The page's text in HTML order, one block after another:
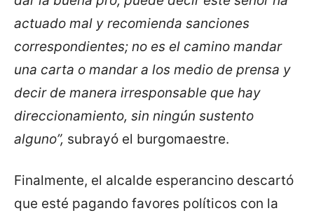
actuado mal y recomienda sanciones
correspondientes; no es el camino mandar
una carta o mandar a los medio de prensa y
decir de manera irresponsable que hay
direccionamiento, sin ningún sustento
alguno”, subrayó el burgomaestre.
Finalmente, el alcalde esperancino descartó
que esté pagando favores políticos con la